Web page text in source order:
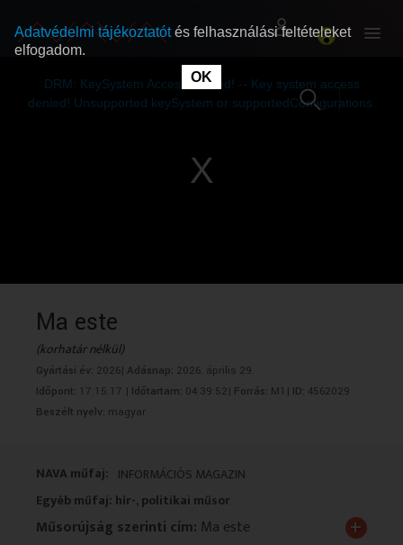
RÓLUNK
RÓLUNK
DRM: KeySystem Access Denied! -- Key system access
denied! Unsupported keySystem or supportedConfigurations.
Ma este
(korhatár nélkül)
Gyártási év: 2026| Adásnap: 2026. április 29.
Időpont: 17:15:17 | Időtartam: 04:39:52| Forrás: M1| ID: 4562029
Beszélt nyelv: magyar
NAVA műfaj: INFORMÁCIÓS MAGAZIN
Egyéb műfaj: hír-, politikai műsor
Műsorújság szerinti cím: Ma este +
Adatvédelmi tájékoztatótés felhasználási feltételeket
elfogadom.
OK